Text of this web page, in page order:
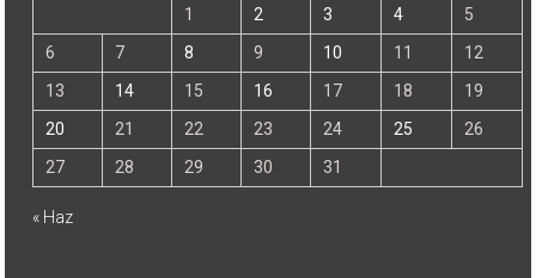
1
2 3 4
5
6
7 8 9 10 11
12
13
14 15 16 17 18
19
20
21 22 23 24 25
26
27
28 29 30 31
« Haz